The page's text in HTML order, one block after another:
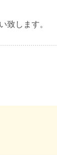
致します。